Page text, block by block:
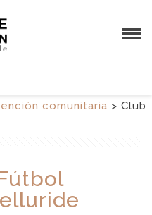
comunitaria > Club